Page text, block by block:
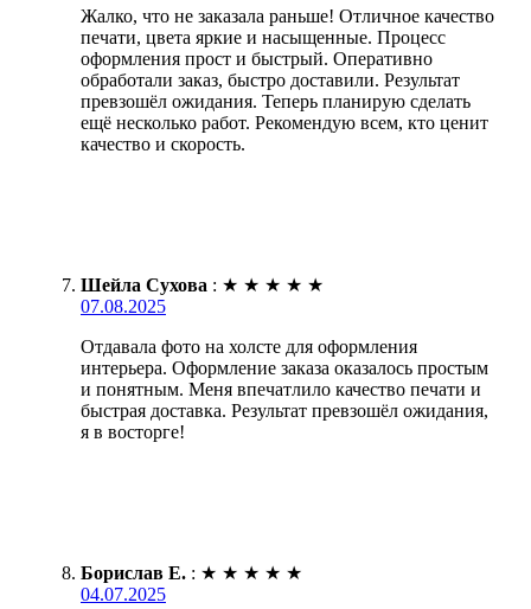
Жалко, что не заказала раньше! Отличное качество
печати, цвета яркие и насыщенные. Процесс
оформления прост и быстрый. Оперативно
обработали заказ, быстро доставили. Результат
превзошёл ожидания. Теперь планирую сделать
ещё несколько работ. Рекомендую всем, кто ценит
качество и скорость.
Шейла Сухова : ★ ★ ★ ★ ★
07.08.2025
Отдавала фото на холсте для оформления
интерьера. Оформление заказа оказалось простым
и понятным. Меня впечатлило качество печати и
быстрая доставка. Результат превзошёл ожидания,
я в восторге!
Борислав Е. : ★ ★ ★ ★ ★
04.07.2025